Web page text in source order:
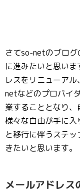
さてso-netのブロ
に進みたいと思い
レスをリニューア
netなどのプロバイ
業することとなり、
様々な自由が手に
と移行に伴うステ
きたいと思います。
メールアドレス